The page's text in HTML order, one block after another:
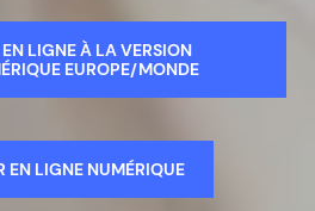
LIGNE À LA VERSION
EUROPE/MONDE
EN LIGNE NUMÉRIQUE